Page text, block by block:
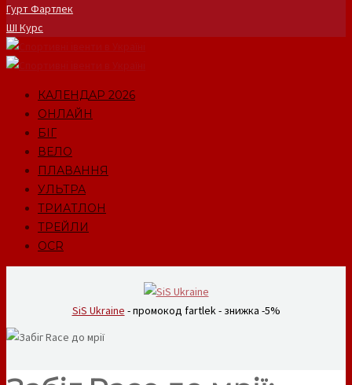
Гурт Фартлек
ШІ Курс
КАЛЕНДАР 2026
ОНЛАЙН
БІГ
ВЕЛО
ПЛАВАННЯ
УЛЬТРА
ТРИАТЛОН
ТРЕЙЛИ
OCR
SiS Ukraine - промокод fartlek - знижка -5%